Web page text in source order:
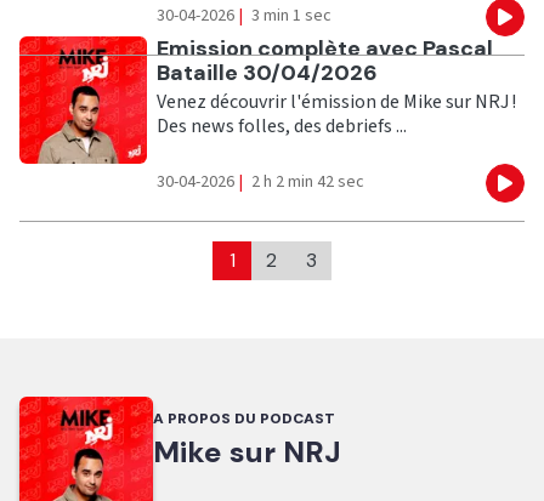
30-04-2026 | 3 min 1 sec
Ecouter
Emission complète avec Pascal
Bataille 30/04/2026
Venez découvrir l'émission de Mike sur NRJ !
Des news folles, des debriefs ...
30-04-2026 | 2 h 2 min 42 sec
1 2 3
A PROPOS DU PODCAST
Mike sur NRJ